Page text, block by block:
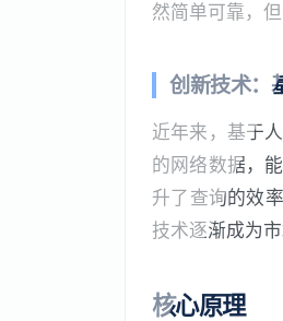
然简单可靠，
创新技术：
近年来，基于
的网络数据，
升了查询的效
技术逐渐成为市
核心原理